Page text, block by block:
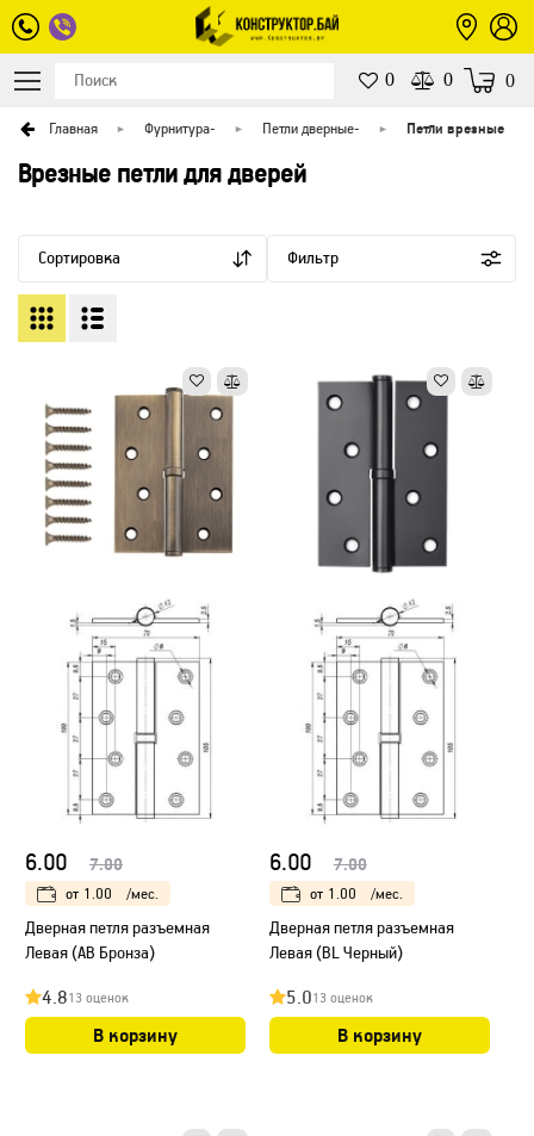
0 0 0
Главная Фурнитура- Петли дверные- Петли врезные
Врезные петли для дверей
Сортировка Фильтр
6.00 7.00
от 1.00 /мес.
Дверная петля разъемная
Левая (AB Бронза)
4.813 оценок
В корзину
6.00 7.00
от 1.00 /мес.
Дверная петля разъемная
Левая (BL Черный)
5.013 оценок
В корзину